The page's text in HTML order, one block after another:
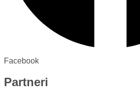
Facebook
Partneri